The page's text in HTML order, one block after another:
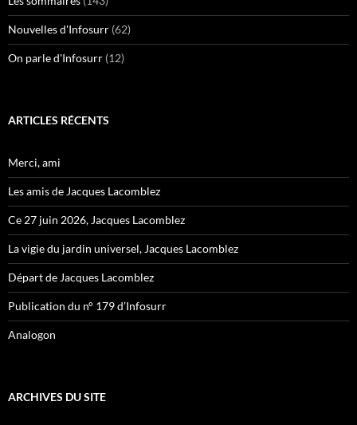
Nouvelles d'Infosurr (62)
On parle d'Infosurr (12)
ARTICLES RÉCENTS
Merci, ami
Les amis de Jacques Lacomblez
Ce 27 juin 2026, Jacques Lacomblez
La vigie du jardin universel, Jacques Lacomblez
Départ de Jacques Lacomblez
Publication du n° 179 d’Infosurr
Analogon
ARCHIVES DU SITE